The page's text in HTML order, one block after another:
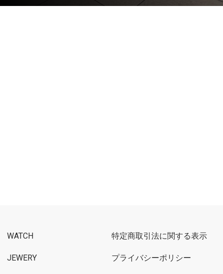
WATCH
JEWERY
特定商取引法に関する表示
プライバシーポリシー